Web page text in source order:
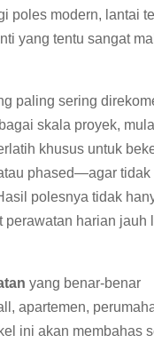
poles modern, lantai
yang tentu sangat
paling sering
skala proyek,
khusus untuk
phased—agar tidak
polesnya tidak
harian jauh
yang benar-benar
apartemen,
ini akan membahas